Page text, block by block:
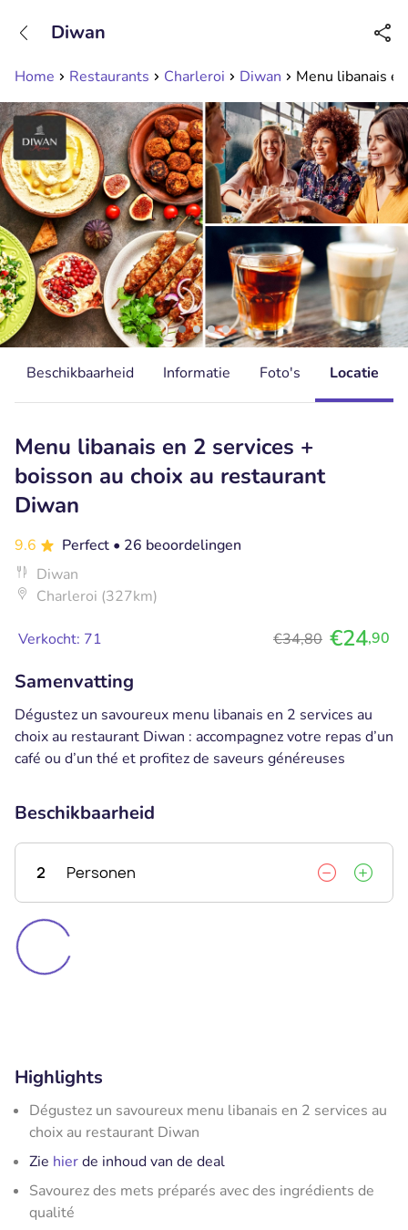
Bereikbaar tot 23:00 uur
Home Restaurants Charleroi Diwan Menu libanais
Diwan
Beschikbaarheid Informatie Foto's Locatie
Menu libanais en 2 services +
boisson au choix au restaurant
Diwan
9.6 Perfect • 26 beoordelingen
Diwan
Charleroi (327km)
Verkocht: 71 €34,80 €24,90
Samenvatting
Dégustez un savoureux menu libanais en 2 services au
choix au restaurant Diwan : accompagnez votre repas d’un
café ou d’un thé et profitez de saveurs généreuses
Beschikbaarheid
2 Personen
Highlights
Dégustez un savoureux menu libanais en 2 services au
choix au restaurant Diwan
Zie hierde inhoud van de deal
Savourez des mets préparés avec des ingrédients de
qualité